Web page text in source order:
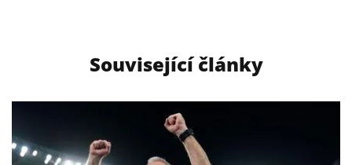
Související články